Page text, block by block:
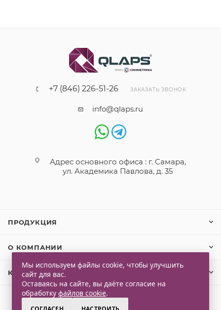
+7 (846) 226-51-26 ЗАКАЗАТЬ ЗВОНОК
info@qlaps.ru
Адрес основного офиса : г. Самара,
ул. Академика Павлова, д. 35
ПРОДУКЦИЯ
О КОМПАНИИ
КЛИЕНТАМ
Мы используем файлы cookie, чтобы улучшить
сайт для вас.
Оставаясь на сайте, вы даёте согласие на
обработку файлов cookie.